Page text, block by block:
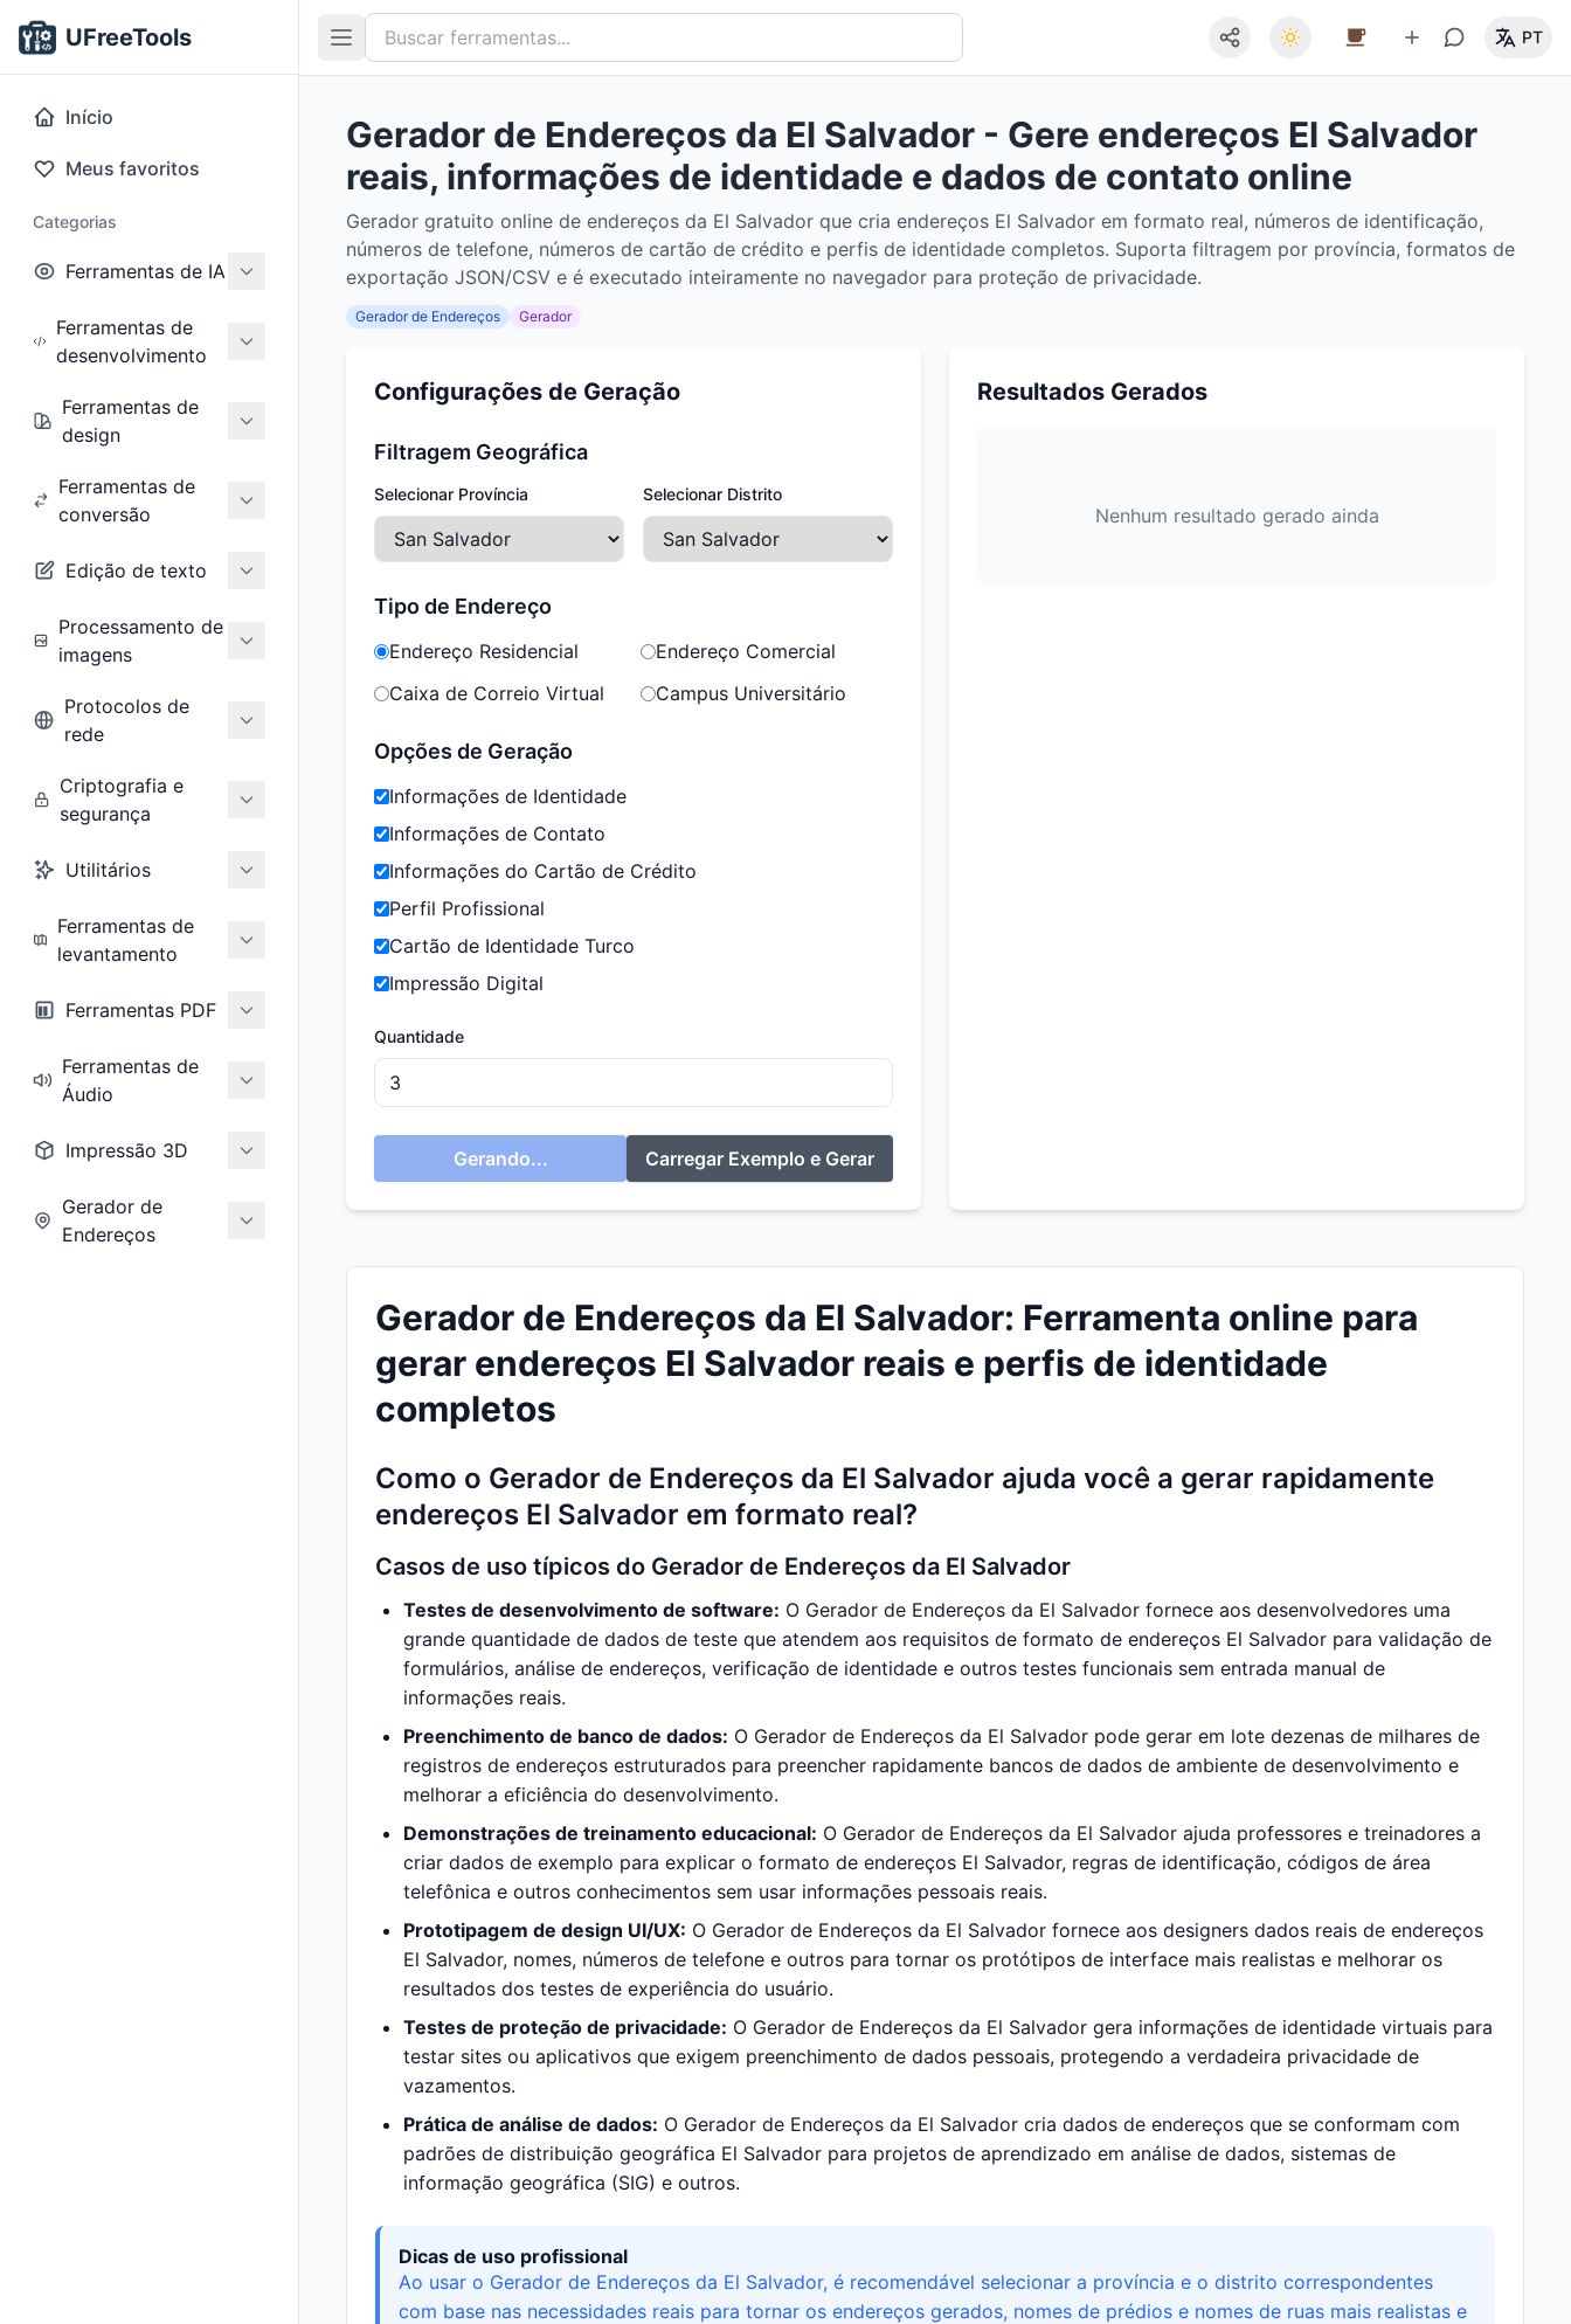
UFreeTools
Início
Meus favoritos
Categorias
Ferramentas de IA
Ferramentas de
desenvolvimento
Ferramentas de
design
Ferramentas de
conversão
Edição de texto
Processamento de
imagens
Protocolos de
rede
Criptografia e
segurança
Utilitários
Ferramentas de
levantamento
Ferramentas PDF
Ferramentas de
Áudio
Impressão 3D
Gerador de
Endereços
PT
Gerador de Endereços da El Salvador - Gere endereços El Salvador
reais, informações de identidade e dados de contato online
Gerador gratuito online de endereços da El Salvador que cria endereços El Salvador em formato real, números de identificação,
números de telefone, números de cartão de crédito e perfis de identidade completos. Suporta filtragem por província, formatos de
exportação JSON/CSV e é executado inteiramente no navegador para proteção de privacidade.
Gerador de Endereços Gerador
Configurações de Geração
Filtragem Geográfica
Selecionar Província Selecionar Distrito
Tipo de Endereço
Endereço Residencial
Endereço Comercial
Caixa de Correio Virtual
Campus Universitário
Opções de Geração
Informações de Identidade
Informações de Contato
Informações do Cartão de Crédito
Perfil Profissional
Cartão de Identidade Turco
Impressão Digital
Quantidade
Gerando... Carregar Exemplo e Gerar
Resultados Gerados
Nenhum resultado gerado ainda
Gerador de Endereços da El Salvador: Ferramenta online para
gerar endereços El Salvador reais e perfis de identidade
completos
Como o Gerador de Endereços da El Salvador ajuda você a gerar rapidamente
endereços El Salvador em formato real?
Casos de uso típicos do Gerador de Endereços da El Salvador
Testes de desenvolvimento de software: O Gerador de Endereços da El Salvador fornece aos desenvolvedores uma
grande quantidade de dados de teste que atendem aos requisitos de formato de endereços El Salvador para validação de
formulários, análise de endereços, verificação de identidade e outros testes funcionais sem entrada manual de
informações reais.
Preenchimento de banco de dados: O Gerador de Endereços da El Salvador pode gerar em lote dezenas de milhares de
registros de endereços estruturados para preencher rapidamente bancos de dados de ambiente de desenvolvimento e
melhorar a eficiência do desenvolvimento.
Demonstrações de treinamento educacional: O Gerador de Endereços da El Salvador ajuda professores e treinadores a
criar dados de exemplo para explicar o formato de endereços El Salvador, regras de identificação, códigos de área
telefônica e outros conhecimentos sem usar informações pessoais reais.
Prototipagem de design UI/UX: O Gerador de Endereços da El Salvador fornece aos designers dados reais de endereços
El Salvador, nomes, números de telefone e outros para tornar os protótipos de interface mais realistas e melhorar os
resultados dos testes de experiência do usuário.
Testes de proteção de privacidade: O Gerador de Endereços da El Salvador gera informações de identidade virtuais para
testar sites ou aplicativos que exigem preenchimento de dados pessoais, protegendo a verdadeira privacidade de
vazamentos.
Prática de análise de dados: O Gerador de Endereços da El Salvador cria dados de endereços que se conformam com
padrões de distribuição geográfica El Salvador para projetos de aprendizado em análise de dados, sistemas de
informação geográfica (SIG) e outros.
Dicas de uso profissional
Ao usar o Gerador de Endereços da El Salvador, é recomendável selecionar a província e o distrito correspondentes
com base nas necessidades reais para tornar os endereços gerados, nomes de prédios e nomes de ruas mais realistas e